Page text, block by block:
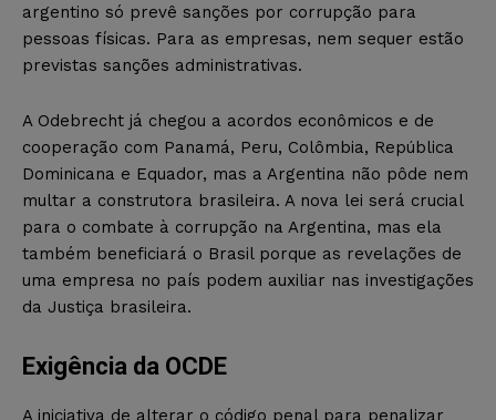
argentino só prevê sanções por corrupção para
pessoas físicas. Para as empresas, nem sequer estão
previstas sanções administrativas.
A Odebrecht já chegou a acordos econômicos e de
cooperação com Panamá, Peru, Colômbia, República
Dominicana e Equador, mas a Argentina não pôde nem
multar a construtora brasileira. A nova lei será crucial
para o combate à corrupção na Argentina, mas ela
também beneficiará o Brasil porque as revelações de
uma empresa no país podem auxiliar nas investigações
da Justiça brasileira.
Exigência da OCDE
A iniciativa de alterar o código penal para penalizar